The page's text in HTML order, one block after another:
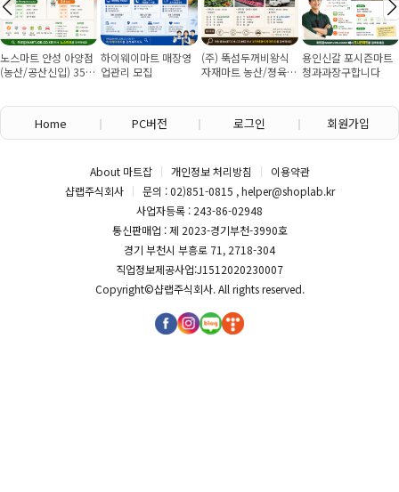
노스마트 안성 아양점
(농산/공산신입) 355
하이웨이마트 매장영
업관리 모집
(주) 뚝섬두꺼비왕식
자재마트 농산/졍육/
용인신갈 포시즌마트
청과과장구합니다
Home PC버전 로그인 회원가입
About 마트잡 개인정보 처리방침
이용약관
샵랩주식회사
문의 : 02)851-0815 , helper@shoplab.kr
사업자등록 : 243-86-02948
통신판매업 : 제 2023-경기부천-3990호
경기 부천시 부흥로 71, 2718-304
직업정보제공사업:J1512020230007
Copyright©샵랩주식회사. All rights reserved.